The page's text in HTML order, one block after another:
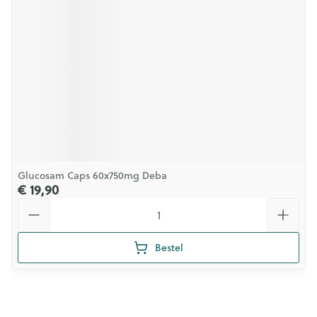
Glucosam Caps 60x750mg Deba
€ 19,90
Bestel